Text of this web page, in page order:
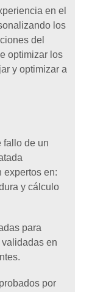
en el
los
del
optimizar los
y optimizar a
fallo de un
expertos en:
y cálculo
para
en
por